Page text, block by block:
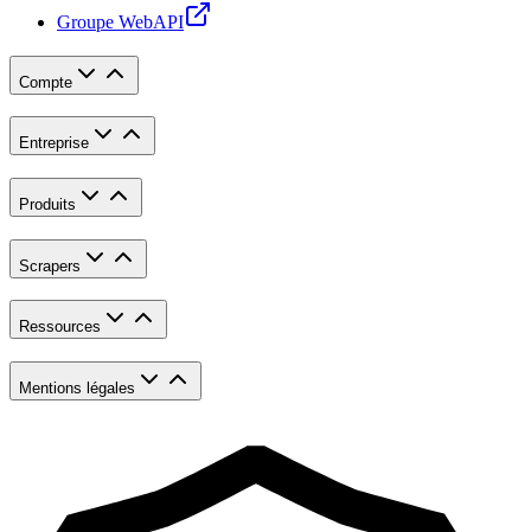
Groupe WebAPI
Compte
Entreprise
Produits
Scrapers
Ressources
Mentions légales